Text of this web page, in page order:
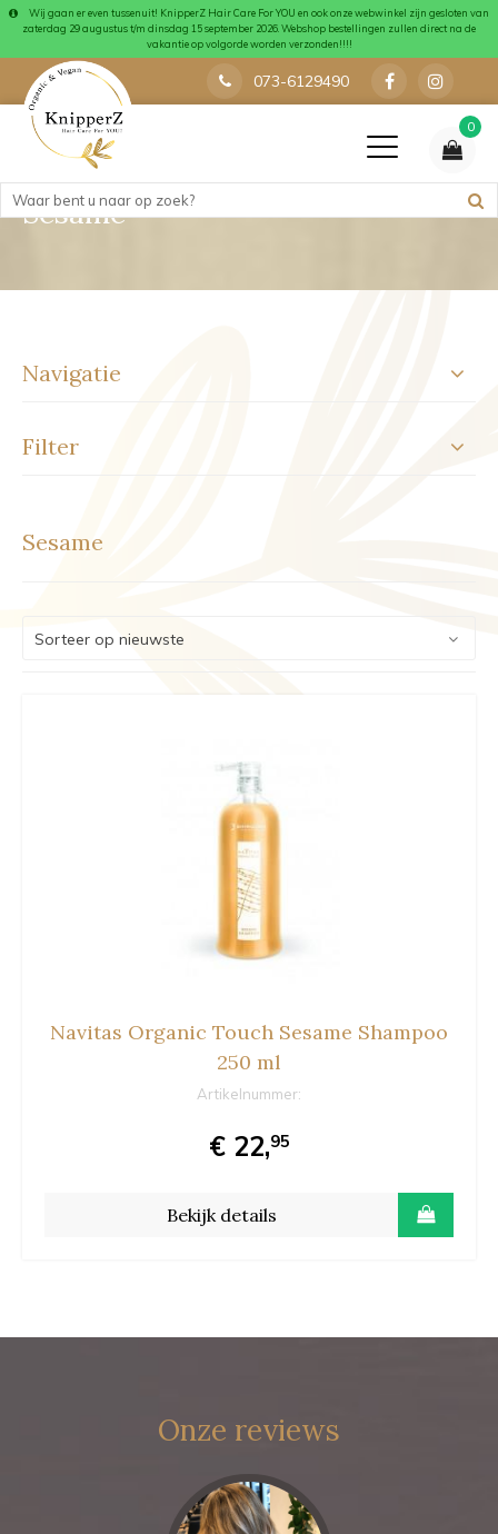
Wij gaan er even tussenuit! KnipperZ Hair Care For YOU en ook onze webwinkel zijn gesloten van
zaterdag 29 augustus t/m dinsdag 15 september 2026. Webshop bestellingen zullen direct na de
vakantie op volgorde worden verzonden!!!!
073-6129490
0
Sesame
Navigatie
Filter
Sesame
Navitas Organic Touch Sesame Shampoo
250 ml
Artikelnummer:
€ 22,95
Bekijk details
Onze reviews